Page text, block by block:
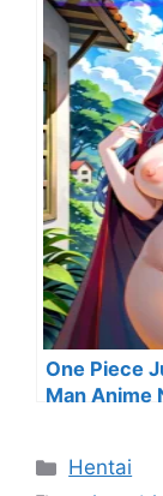
One Piece
Man Anime
Categorías
Hentai